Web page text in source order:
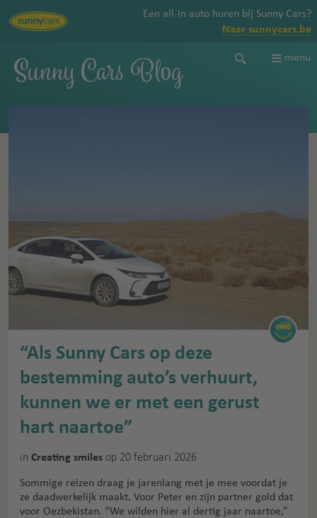
Een all-in auto huren bij Sunny Cars?
Naar sunnycars.be
Sunny Cars Blog menu
“Als Sunny Cars op deze
bestemming auto’s verhuurt,
kunnen we er met een gerust
hart naartoe”
in Creating smiles op 20 februari 2026
Sommige reizen draag je jarenlang met je mee voordat je
ze daadwerkelijk maakt. Voor Peter en zijn partner gold dat
voor Oezbekistan. “We wilden hier al dertig jaar naartoe,”